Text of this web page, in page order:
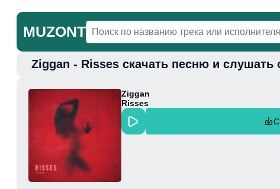
MUZONT
Ziggan - Risses скачать песню и слушать
Ziggan
Risses